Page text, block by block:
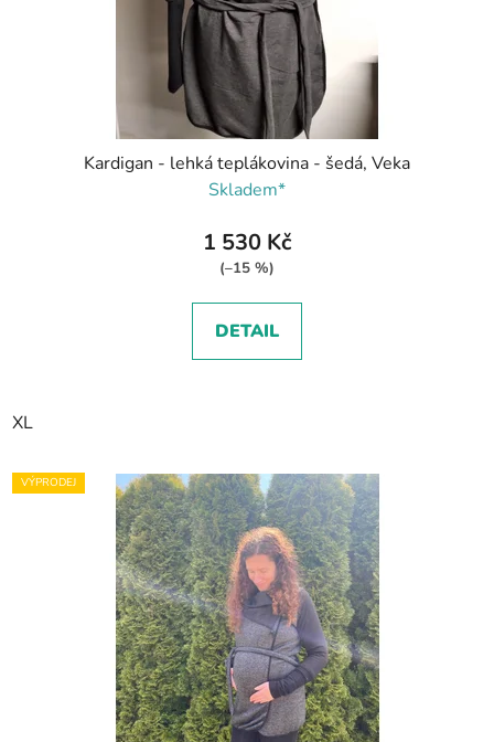
Kardigan - lehká teplákovina - šedá, Veka
Skladem*
1 530 Kč
(–15 %)
DETAIL
XL
VÝPRODEJ